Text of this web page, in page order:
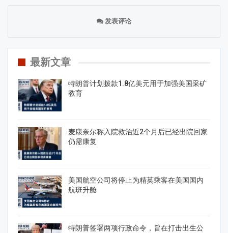
发表评论
最新文章
特朗普计划拨款1.8亿美元用于加强美国采矿
教育
麦康奈尔称入院救治近2个月后已经出院回家
仍需康复
美国航空公司将停止为精英乘客在美国国内
航班升舱
特朗普签署两项行政命令，旨在打击出生公